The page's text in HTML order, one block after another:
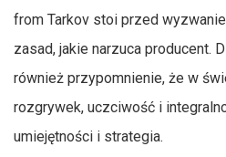
from Tarkov stoi przed
zasad, jakie narzuca producent.
również przypomnienie, że w
rozgrywek, uczciwość i
umiejętności i strategia.